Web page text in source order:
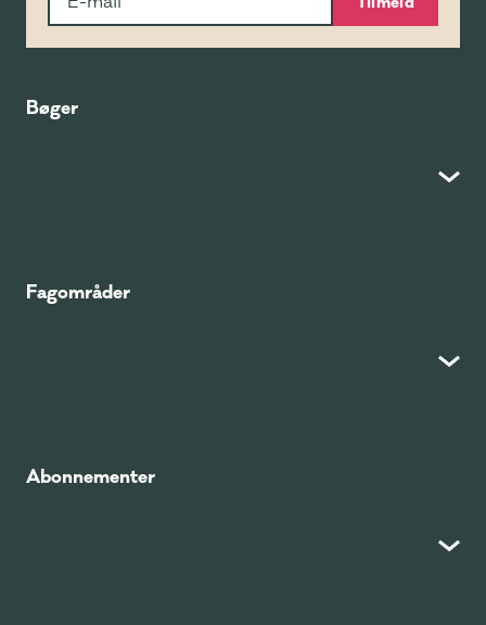
Bøger
Fagområder
Abonnementer